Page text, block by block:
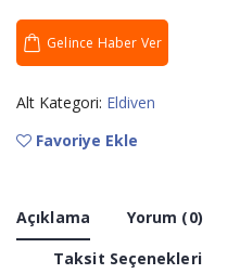
Gelince Haber Ver
Alt Kategori: Eldiven
Favoriye Ekle
Açıklama Yorum (0)
Taksit Seçenekleri